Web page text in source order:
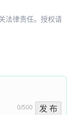
法律责任。授权请
0/500 发 布